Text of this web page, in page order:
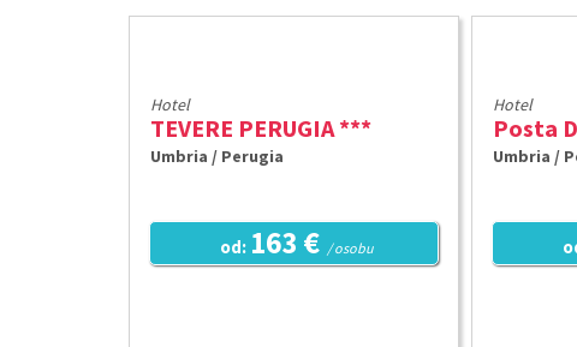
Hotel
TEVERE PERUGIA ***
Umbria / Perugia
od: 163 € / osobu
Hotel
Umbria /